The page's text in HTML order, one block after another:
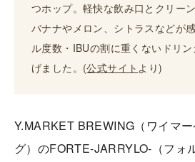
つホップ。軽快な飲み口とクリー
バナナやメロン、シトラスなどが
ル度数・IBUの割に重くないドリ
げました。(公式サイト より)
Y.MARKET BREWING（ワイマ
グ）のFORTE-JARRYLO-（フォ